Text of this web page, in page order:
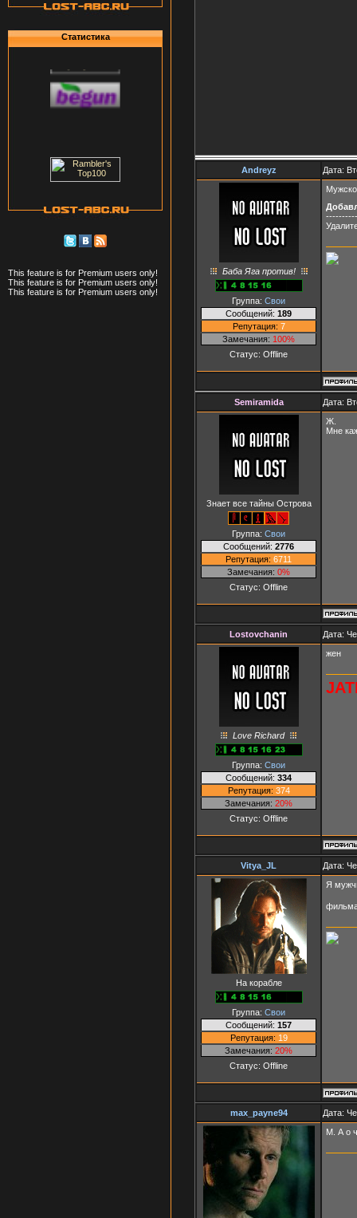
Статистика
This feature is for Premium users only!
This feature is for Premium users only!
This feature is for Premium users only!
Andreyz Дата:
Баба Яга против!
Группа: Свои
Сообщений: 189
Репутация: 7
Замечания: 100%
Статус: Offline
Semiramida Дата:
Знает все тайны Острова
Группа: Свои
Сообщений: 2776
Репутация: 6711
Замечания: 0%
Статус: Offline
Ж.
Мне
Lostovchanin Дата:
Love Richard
Группа: Свои
Сообщений: 334
Репутация: 374
Замечания: 20%
Статус: Offline
жен
Vitya_JL Дата:
На корабле
Группа: Свои
Сообщений: 157
Репутация: 19
Замечания: 20%
Статус: Offline
Я
max_payne94
Дата:
М. А о